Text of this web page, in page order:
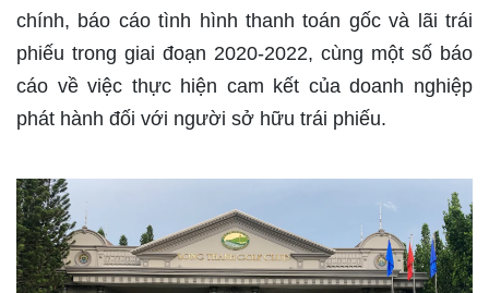
chính, báo cáo tình hình thanh toán gốc và lãi trái
phiếu trong giai đoạn 2020-2022, cùng một số báo
cáo về việc thực hiện cam kết của doanh nghiệp
phát hành đối với người sở hữu trái phiếu.